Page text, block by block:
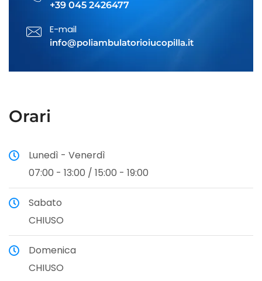
Visite specialistiche di
Medicina dello Sport
+39 045 2426477
E-mail
info@poliambulatorioiucopilla.it
Orari
Lunedì - Venerdì
07:00 - 13:00 / 15:00 - 19:00
Sabato
CHIUSO
Domenica
CHIUSO